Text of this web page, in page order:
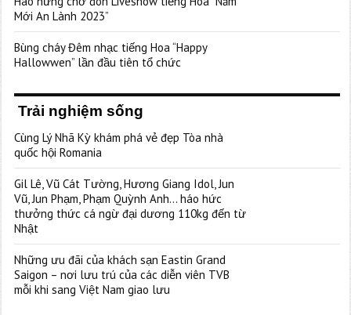
Mới An Lành 2023”
Bùng cháy Đêm nhạc tiếng Hoa “Happy
Hallowwen” lần đầu tiên tổ chức
Trải nghiệm sống
Cùng Lý Nhã Kỳ khám phá vẻ đẹp Tòa nhà
quốc hội Romania
Gil Lê, Vũ Cát Tường, Hương Giang Idol, Jun
Vũ, Jun Phạm, Phạm Quỳnh Anh… háo hức
thưởng thức cá ngừ đại dương 110kg đến từ
Nhật
Những ưu đãi của khách sạn Eastin Grand
Saigon – nơi lưu trú của các diễn viên TVB
mỗi khi sang Việt Nam giao lưu